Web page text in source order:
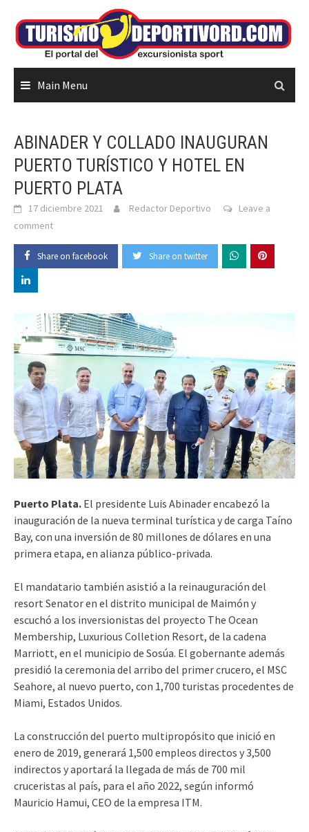
content
Main Menu
ABINADER Y COLLADO INAUGURAN
PUERTO TURÍSTICO Y HOTEL EN
PUERTO PLATA
17 diciembre 2021 Redactor Deportivo
Leave a
comment
Share on facebook Share on twitter
Puerto Plata. El presidente Luis Abinader encabezó la
inauguración de la nueva terminal turística y de carga Taíno
Bay, con una inversión de 80 millones de dólares en una
primera etapa, en alianza público-privada.
El mandatario también asistió a la reinauguración del
resort Senator en el distrito municipal de Maimón y
escuchó a los inversionistas del proyecto The Ocean
Membership, Luxurious Colletion Resort, de la cadena
Marriott, en el municipio de Sosúa. El gobernante además
presidió la ceremonia del arribo del primer crucero, el MSC
Seahore, al nuevo puerto, con 1,700 turistas procedentes de
Miami, Estados Unidos.
La construcción del puerto multipropósito que inició en
enero de 2019, generará 1,500 empleos directos y 3,500
indirectos y aportará la llegada de más de 700 mil
cruceristas al país, para el año 2022, según informó
Mauricio Hamui, CEO de la empresa ITM.